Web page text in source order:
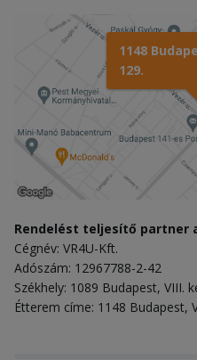
1148
129.
Rendelést teljesítő partner
Cégnév: VR4U-Kft.
Adószám: 12967788-2-42
Székhely: 1089 Budapest, VIII.
Étterem címe: 1148 Budapest,